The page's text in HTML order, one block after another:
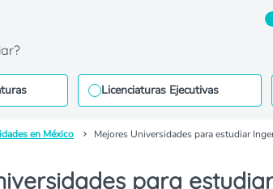
Licenciaturas Ejecutivas
en México Mejores Universidades para estudiar
para